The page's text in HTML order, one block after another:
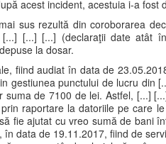
acest incident, acestuia i-a fost
sus rezultă din coroborarea
[...] [...] (declaraţii date atât
la dosar.
fiind audiat în data de
gestiunea punctului de lucru din
suma de 7100 de lei. Astfel, [...]
raportare la datoriile pe care
fie ajutat cu vreo sumă de bani
data de 19.11.2017, fiind de